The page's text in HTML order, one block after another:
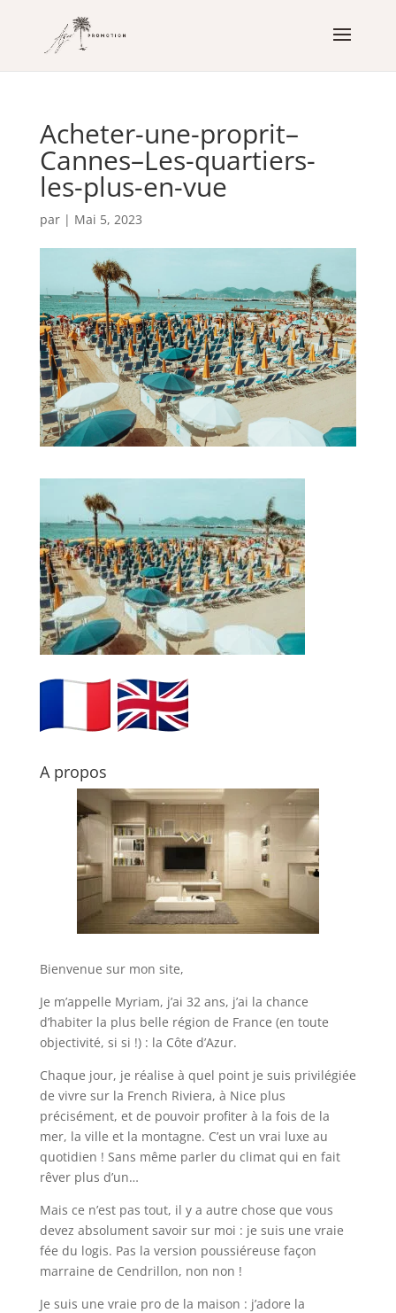
Acheter-une-proprit–
Cannes–Les-quartiers-
les-plus-en-vue
par | Mai 5, 2023
A propos
Bienvenue sur mon site,
Je m’appelle Myriam, j’ai 32 ans, j’ai la chance
d’habiter la plus belle région de France (en toute
objectivité, si si !) : la Côte d’Azur.
Chaque jour, je réalise à quel point je suis privilégiée
de vivre sur la French Riviera, à Nice plus
précisément, et de pouvoir profiter à la fois de la
mer, la ville et la montagne. C’est un vrai luxe au
quotidien ! Sans même parler du climat qui en fait
rêver plus d’un…
Mais ce n’est pas tout, il y a autre chose que vous
devez absolument savoir sur moi : je suis une vraie
fée du logis. Pas la version poussiéreuse façon
marraine de Cendrillon, non non !
Je suis une vraie pro de la maison : j’adore la